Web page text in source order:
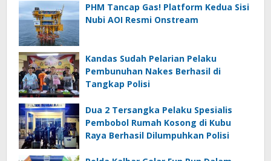
PHM Tancap Gas! Platform Kedua Sisi
Nubi AOI Resmi Onstream
Kandas Sudah Pelarian Pelaku
Pembunuhan Nakes Berhasil di
Tangkap Polisi
Dua 2 Tersangka Pelaku Spesialis
Pembobol Rumah Kosong di Kubu
Raya Berhasil Dilumpuhkan Polisi